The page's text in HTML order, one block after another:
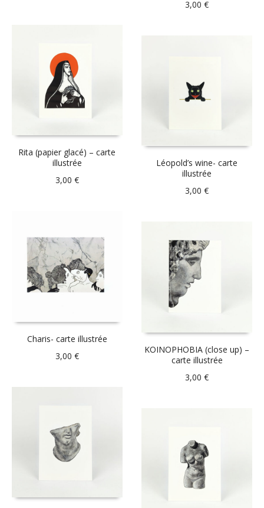
3,00€
Rita (papier glacé) – carte
illustrée
3,00 €
Léopold’s wine- carte
illustrée
3,00€
Charis- carte illustrée
3,00 €
KOINOPHOBIA (close up) –
carte illustrée
3,00€